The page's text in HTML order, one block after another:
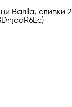
Barilla,